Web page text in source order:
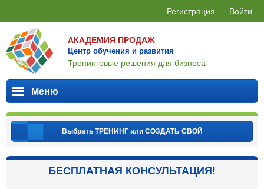
Jump to navigationРегистрация Войти
АКАДЕМИЯ ПРОДАЖ
Центр обучения и развития
Тренинговые решения для бизнеса
Меню
Выбрать ТРЕНИНГ или СОЗДАТЬ СВОЙ
БЕСПЛАТНАЯ КОНСУЛЬТАЦИЯ!